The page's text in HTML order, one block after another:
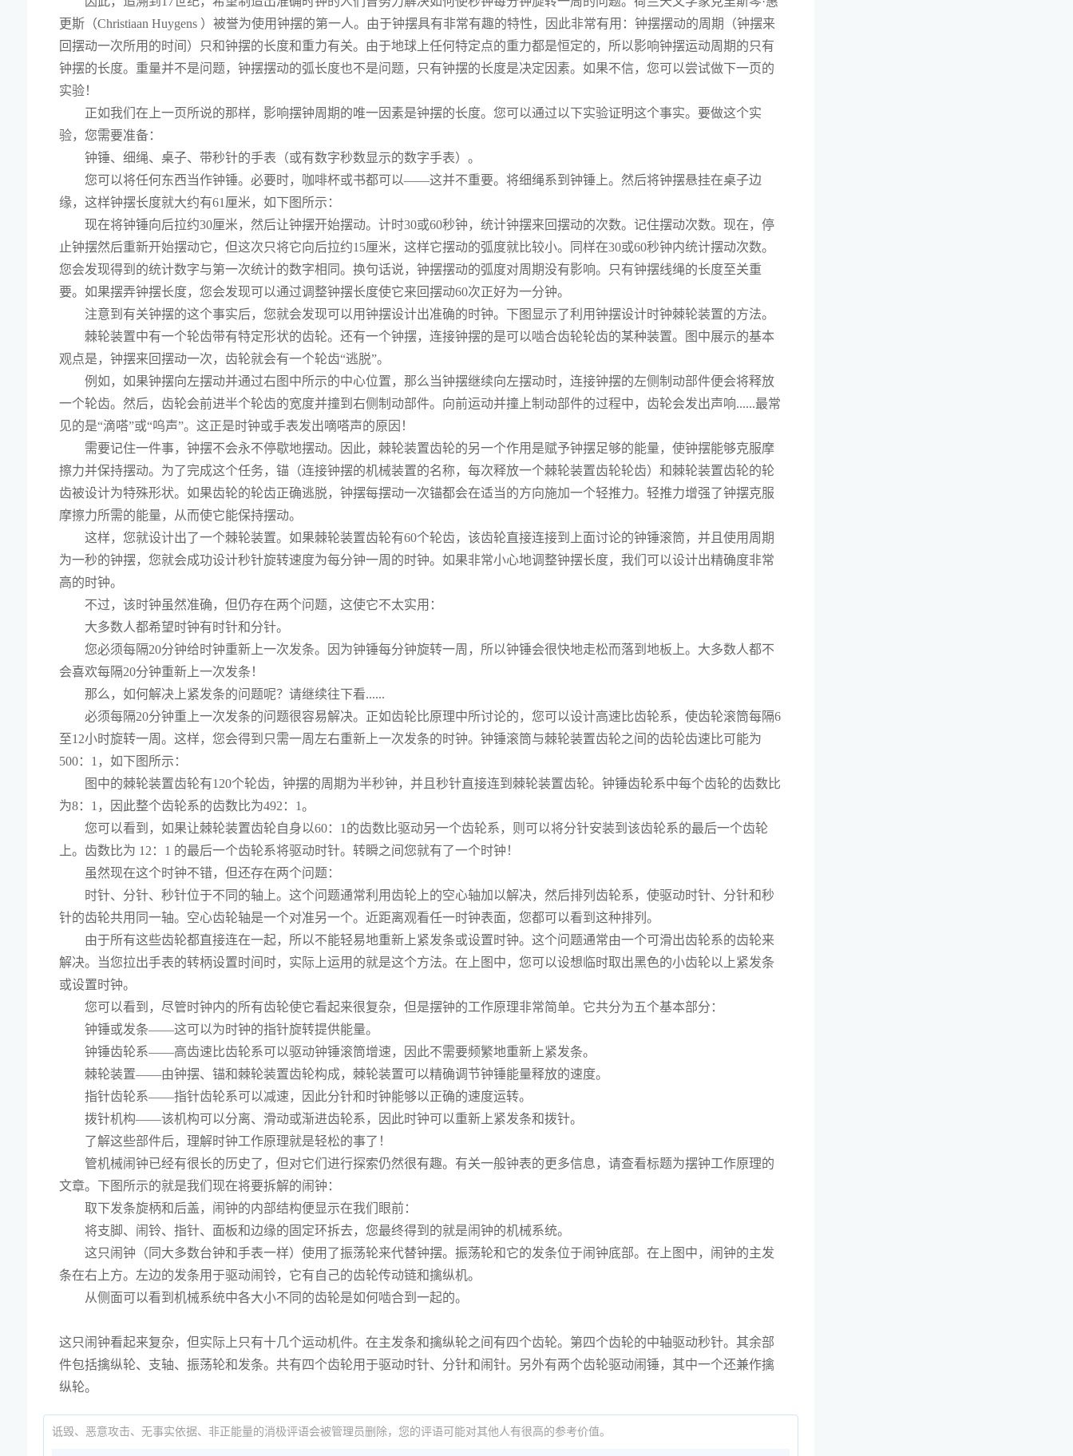
更斯（Christiaan Huygens ）被誉为使用钟摆的第一人。由于钟摆具有非常有趣的特性，因此非常有用：钟摆摆动的周期（钟摆来
回摆动一次所用的时间）只和钟摆的长度和重力有关。由于地球上任何特定点的重力都是恒定的，所以影响钟摆运动周期的只有
钟摆的长度。重量并不是问题，钟摆摆动的弧长度也不是问题，只有钟摆的长度是决定因素。如果不信，您可以尝试做下一页的
实验！
正如我们在上一页所说的那样，影响摆钟周期的唯一因素是钟摆的长度。您可以通过以下实验证明这个事实。要做这个实
验，您需要准备：
钟锤、细绳、桌子、带秒针的手表（或有数字秒数显示的数字手表）。
您可以将任何东西当作钟锤。必要时，咖啡杯或书都可以——这并不重要。将细绳系到钟锤上。然后将钟摆悬挂在桌子边
缘，这样钟摆长度就大约有61厘米，如下图所示：
现在将钟锤向后拉约30厘米，然后让钟摆开始摆动。计时30或60秒钟，统计钟摆来回摆动的次数。记住摆动次数。现在，停
止钟摆然后重新开始摆动它，但这次只将它向后拉约15厘米，这样它摆动的弧度就比较小。同样在30或60秒钟内统计摆动次数。
您会发现得到的统计数字与第一次统计的数字相同。换句话说，钟摆摆动的弧度对周期没有影响。只有钟摆线绳的长度至关重
要。如果摆弄钟摆长度，您会发现可以通过调整钟摆长度使它来回摆动60次正好为一分钟。
注意到有关钟摆的这个事实后，您就会发现可以用钟摆设计出准确的时钟。下图显示了利用钟摆设计时钟棘轮装置的方法。
棘轮装置中有一个轮齿带有特定形状的齿轮。还有一个钟摆，连接钟摆的是可以啮合齿轮轮齿的某种装置。图中展示的基本
观点是，钟摆来回摆动一次，齿轮就会有一个轮齿“逃脱”。
例如，如果钟摆向左摆动并通过右图中所示的中心位置，那么当钟摆继续向左摆动时，连接钟摆的左侧制动部件便会将释放
一个轮齿。然后，齿轮会前进半个轮齿的宽度并撞到右侧制动部件。向前运动并撞上制动部件的过程中，齿轮会发出声响......最常
见的是“滴嗒”或“呜声”。这正是时钟或手表发出嘀嗒声的原因！
需要记住一件事，钟摆不会永不停歇地摆动。因此，棘轮装置齿轮的另一个作用是赋予钟摆足够的能量，使钟摆能够克服摩
擦力并保持摆动。为了完成这个任务，锚（连接钟摆的机械装置的名称，每次释放一个棘轮装置齿轮轮齿）和棘轮装置齿轮的轮
齿被设计为特殊形状。如果齿轮的轮齿正确逃脱，钟摆每摆动一次锚都会在适当的方向施加一个轻推力。轻推力增强了钟摆克服
摩擦力所需的能量，从而使它能保持摆动。
这样，您就设计出了一个棘轮装置。如果棘轮装置齿轮有60个轮齿，该齿轮直接连接到上面讨论的钟锤滚筒，并且使用周期
为一秒的钟摆，您就会成功设计秒针旋转速度为每分钟一周的时钟。如果非常小心地调整钟摆长度，我们可以设计出精确度非常
高的时钟。
不过，该时钟虽然准确，但仍存在两个问题，这使它不太实用：
大多数人都希望时钟有时针和分针。
您必须每隔20分钟给时钟重新上一次发条。因为钟锤每分钟旋转一周，所以钟锤会很快地走松而落到地板上。大多数人都不
会喜欢每隔20分钟重新上一次发条！
那么，如何解决上紧发条的问题呢？请继续往下看......
必须每隔20分钟重上一次发条的问题很容易解决。正如齿轮比原理中所讨论的，您可以设计高速比齿轮系，使齿轮滚筒每隔6
至12小时旋转一周。这样，您会得到只需一周左右重新上一次发条的时钟。钟锤滚筒与棘轮装置齿轮之间的齿轮齿速比可能为
500：1，如下图所示：
图中的棘轮装置齿轮有120个轮齿，钟摆的周期为半秒钟，并且秒针直接连到棘轮装置齿轮。钟锤齿轮系中每个齿轮的齿数比
为8：1，因此整个齿轮系的齿数比为492：1。
您可以看到，如果让棘轮装置齿轮自身以60：1的齿数比驱动另一个齿轮系，则可以将分针安装到该齿轮系的最后一个齿轮
上。齿数比为 12：1 的最后一个齿轮系将驱动时针。转瞬之间您就有了一个时钟！
虽然现在这个时钟不错，但还存在两个问题：
时针、分针、秒针位于不同的轴上。这个问题通常利用齿轮上的空心轴加以解决，然后排列齿轮系，使驱动时针、分针和秒
针的齿轮共用同一轴。空心齿轮轴是一个对准另一个。近距离观看任一时钟表面，您都可以看到这种排列。
由于所有这些齿轮都直接连在一起，所以不能轻易地重新上紧发条或设置时钟。这个问题通常由一个可滑出齿轮系的齿轮来
解决。当您拉出手表的转柄设置时间时，实际上运用的就是这个方法。在上图中，您可以设想临时取出黑色的小齿轮以上紧发条
或设置时钟。
您可以看到，尽管时钟内的所有齿轮使它看起来很复杂，但是摆钟的工作原理非常简单。它共分为五个基本部分：
钟锤或发条——这可以为时钟的指针旋转提供能量。
钟锤齿轮系——高齿速比齿轮系可以驱动钟锤滚筒增速，因此不需要频繁地重新上紧发条。
棘轮装置——由钟摆、锚和棘轮装置齿轮构成，棘轮装置可以精确调节钟锤能量释放的速度。
指针齿轮系——指针齿轮系可以减速，因此分针和时钟能够以正确的速度运转。
拨针机构——该机构可以分离、滑动或渐进齿轮系，因此时钟可以重新上紧发条和拨针。
了解这些部件后，理解时钟工作原理就是轻松的事了！
管机械闹钟已经有很长的历史了，但对它们进行探索仍然很有趣。有关一般钟表的更多信息，请查看标题为摆钟工作原理的
文章。下图所示的就是我们现在将要拆解的闹钟：
取下发条旋柄和后盖，闹钟的内部结构便显示在我们眼前：
将支脚、闹铃、指针、面板和边缘的固定环拆去，您最终得到的就是闹钟的机械系统。
这只闹钟（同大多数台钟和手表一样）使用了振荡轮来代替钟摆。振荡轮和它的发条位于闹钟底部。在上图中，闹钟的主发
条在右上方。左边的发条用于驱动闹铃，它有自己的齿轮传动链和擒纵机。
从侧面可以看到机械系统中各大小不同的齿轮是如何啮合到一起的。
这只闹钟看起来复杂，但实际上只有十几个运动机件。在主发条和擒纵轮之间有四个齿轮。第四个齿轮的中轴驱动秒针。其余部
件包括擒纵轮、支轴、振荡轮和发条。共有四个齿轮用于驱动时针、分针和闹针。另外有两个齿轮驱动闹锤，其中一个还兼作擒
纵轮。
诋毁、恶意攻击、无事实依据、非正能量的消极评语会被管理员删除，您的评语可能对其他人有很高的参考价值。